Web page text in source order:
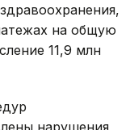
на общую
11,9 млн
нарушения